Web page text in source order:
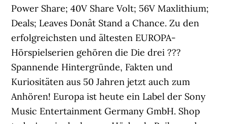
Power Share; 40V Share Volt; 56V Maxlithium;
Deals; Leaves Donât Stand a Chance. Zu den
erfolgreichsten und ältesten EUROPA-
Hörspielserien gehören die Die drei ???
Spannende Hintergründe, Fakten und
Kuriositäten aus 50 Jahren jetzt auch zum
Anhören! Europa ist heute ein Label der Sony
Music Entertainment Germany GmbH. Shop